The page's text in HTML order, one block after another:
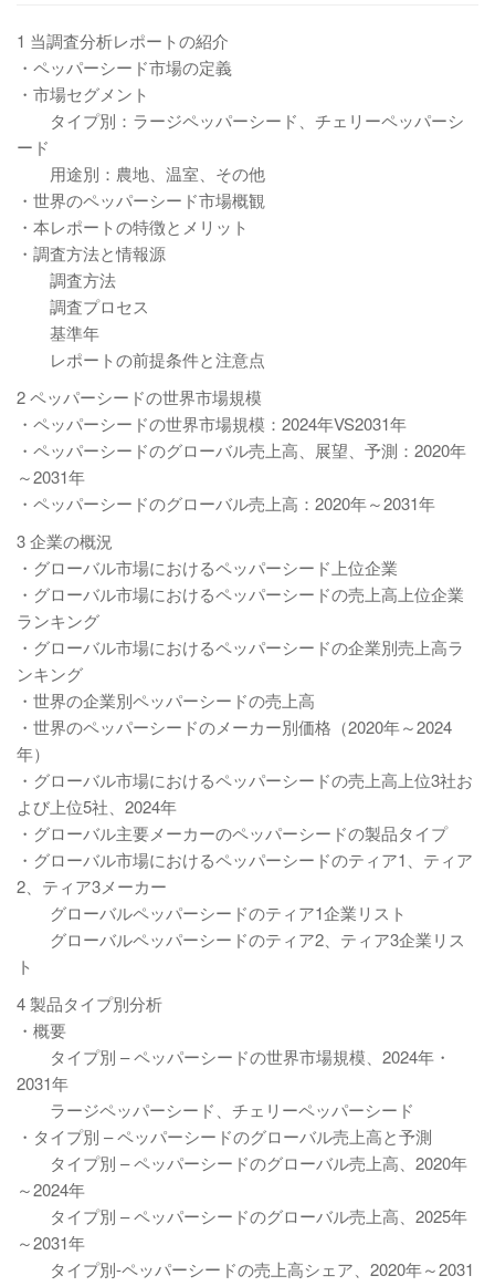
1 当調査分析レポートの紹介
・ペッパーシード市場の定義
・市場セグメント
タイプ別：ラージペッパーシード、チェリーペッパーシ
ード
用途別：農地、温室、その他
・世界のペッパーシード市場概観
・本レポートの特徴とメリット
・調査方法と情報源
調査方法
調査プロセス
基準年
レポートの前提条件と注意点
2 ペッパーシードの世界市場規模
・ペッパーシードの世界市場規模：2024年VS2031年
・ペッパーシードのグローバル売上高、展望、予測：2020年
～2031年
・ペッパーシードのグローバル売上高：2020年～2031年
3 企業の概況
・グローバル市場におけるペッパーシード上位企業
・グローバル市場におけるペッパーシードの売上高上位企業
ランキング
・グローバル市場におけるペッパーシードの企業別売上高ラ
ンキング
・世界の企業別ペッパーシードの売上高
・世界のペッパーシードのメーカー別価格（2020年～2024
年）
・グローバル市場におけるペッパーシードの売上高上位3社お
よび上位5社、2024年
・グローバル主要メーカーのペッパーシードの製品タイプ
・グローバル市場におけるペッパーシードのティア1、ティア
2、ティア3メーカー
グローバルペッパーシードのティア1企業リスト
グローバルペッパーシードのティア2、ティア3企業リス
ト
4 製品タイプ別分析
・概要
タイプ別 – ペッパーシードの世界市場規模、2024年・
2031年
ラージペッパーシード、チェリーペッパーシード
・タイプ別 – ペッパーシードのグローバル売上高と予測
タイプ別 – ペッパーシードのグローバル売上高、2020年
～2024年
タイプ別 – ペッパーシードのグローバル売上高、2025年
～2031年
タイプ別-ペッパーシードの売上高シェア、2020年～2031